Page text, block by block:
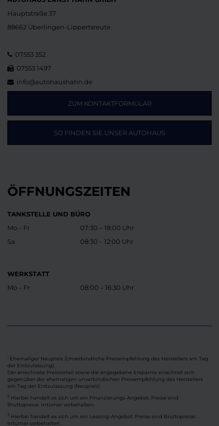
Hauptstraße 37
88662 Überlingen-Lippertsreute
07553 352
07553 1497
info@autohaushahn.de
ZUM KONTAKTFORMULAR
SO FINDEN SIE UNSER AUTOHAUS
ÖFFNUNGSZEITEN
TANKSTELLE UND BÜRO
Mo – Fr
Sa
07:30 – 18:00 Uhr
08:30 – 12:00 Uhr
WERKSTATT
Mo – Fr
08:00 – 16:30 Uhr
Ehemaliger Neupreis (Unverbindliche Preisempfehlung des Herstellers am Tag
der Erstzulassung).
Der errechnete Preisvorteil sowie die angegebene Ersparnis errechnet sich
gegenüber der ehemaligen unverbindlichen Preisempfehlung des Herstellers
am Tag der Erstzulassung (Neupreis).
2 Hierbei handelt es sich um ein Finanzierungs-Angebot. Preise sind
Bruttopreise. Irrtümer vorbehalten.
3 Hierbei handelt es sich um ein Leasing-Angebot. Preise sind Bruttopreise.
Irrtümer vorbehalten.